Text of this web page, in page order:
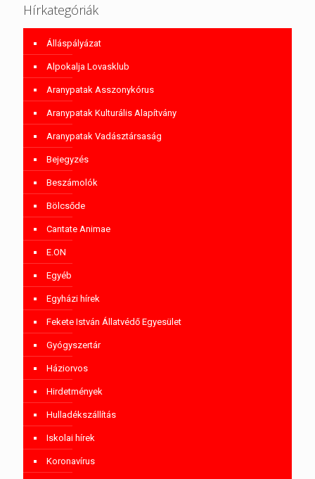
Hírkategóriák
Álláspályázat
Alpokalja Lovasklub
Aranypatak Asszonykórus
Aranypatak Kulturális Alapítvány
Aranypatak Vadásztársaság
Bejegyzés
Beszámolók
Bölcsőde
Cantate Animae
E.ON
Egyéb
Egyházi hírek
Fekete István Állatvédő Egyesület
Gyógyszertár
Háziorvos
Hirdetmények
Hulladékszállítás
Iskolai hírek
Koronavírus